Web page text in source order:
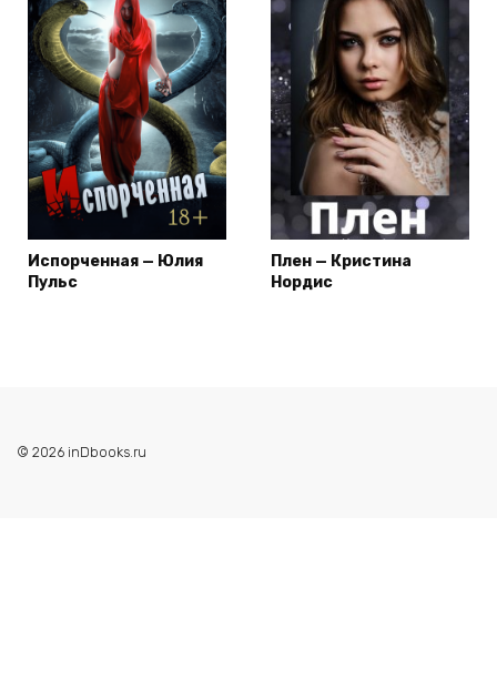
Испорченная — Юлия
Пульс
Плен — Кристина
Нордис
© 2026 inDbooks.ru